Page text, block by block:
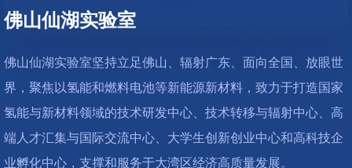
佛山仙湖实验室
佛山仙湖实验室坚持立足佛山、辐射广东、面向全国、放眼世
界，聚焦以氢能和燃料电池等新能源新材料，致力于打造国家
氢能与新材料领域的技术研发中心、技术转移与辐射中心、高
端人才汇集与国际交流中心、大学生创新创业中心和高科技企
业孵化中心，支撑和服务于大湾区经济高质量发展。